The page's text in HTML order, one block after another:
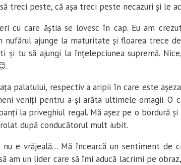
treci peste, că așa treci peste necazuri și le
cu care ăștia se lovesc în cap. Eu am
nufărul ajunge la maturitate și floarea trece
și tu să ajungi la înțelepciunea supremă.
palatului, respectiv a aripii în care este
veniți pentru a-și arăta ultimele omagii. O
la priveghiul regal. Mă așez pe o bordură
după conducătorul mult iubit.
nu e vrăjeală… Mă încearcă un sentiment de
am un lider care să îmi aducă lacrimi pe